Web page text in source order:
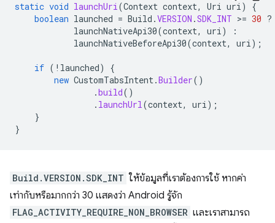
static void launchUri(Context context, Uri uri)
{
boolean launched = Build .VERSION .SDK_INT >= 30 ?
launchNativeApi30(context, uri)
:
launchNativeBeforeApi30(context, uri);
if ( ! launched)
{
new CustomTabsIntent.Builder()
.build()
. launchUrl(context, uri);
}
}
Build.VERSION.SDK_INT ให้ข้อมูลที่เราต้องการใช้ หากค่า
เท่ากับหรือมากกว่า 30 แสดงว่า Android รู้จัก
FLAG_ACTIVITY_REQUIRE_NON_BROWSER และเราสามารถ